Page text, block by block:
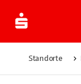
Standorte